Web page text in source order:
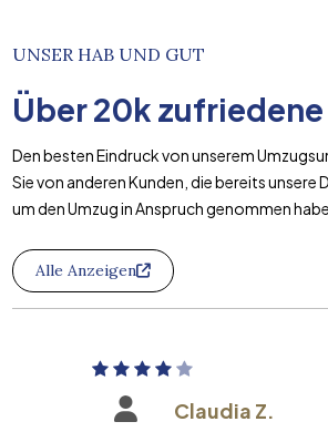
UNSER HAB UND GUT
Über20k zufriedene
Den besten Eindruck von unserem
Sie von anderen Kunden, die bereits unsere
um den Umzug in Anspruch genommen
Alle Anzeigen
Claudia Z.